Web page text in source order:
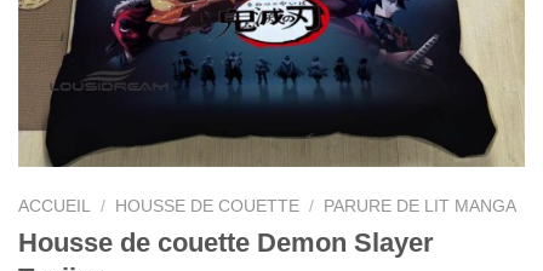
ACCUEIL / HOUSSE DE COUETTE / PARURE DE LIT MANGA
Housse de couette Demon Slayer